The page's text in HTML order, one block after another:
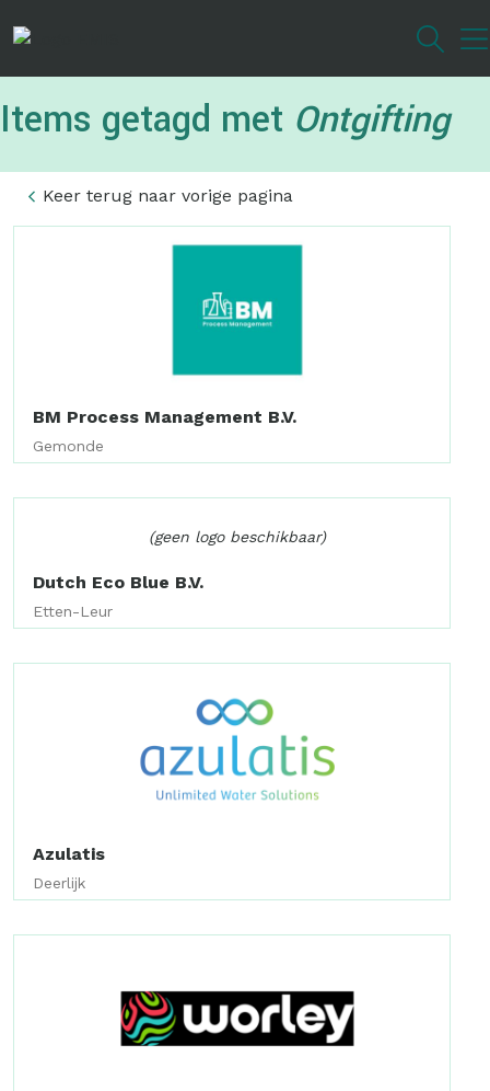
inhoud
Items getagd met Ontgifting
Keer terug naar vorige pagina
BM Process Management B.V.
Gemonde
(geen logo beschikbaar)
Dutch Eco Blue B.V.
Etten-Leur
Azulatis
Deerlijk